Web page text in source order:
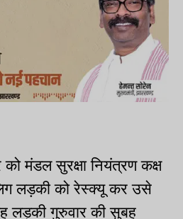
मंडल सुरक्षा नियंत्रण कक्ष
लड़की को रेस्क्यू कर उसे
लड़की गुरुवार की सुबह